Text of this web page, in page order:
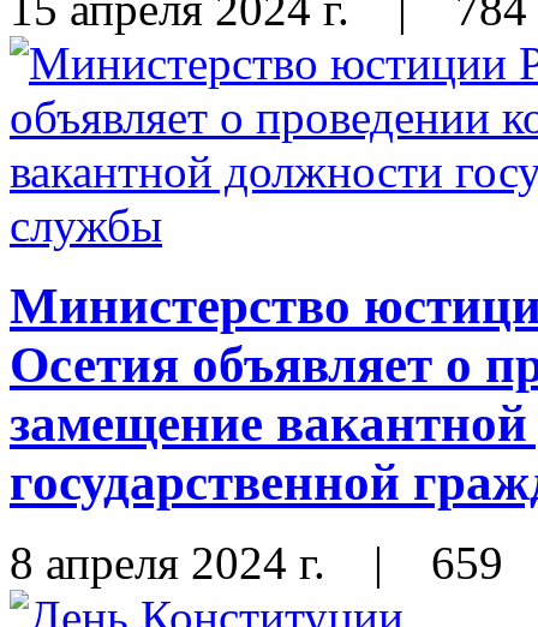
Министерство
Осетия объявляет о
замещение
государственной
8 апреля 2024 г. | 659